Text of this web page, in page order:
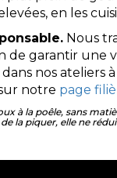
en les
Nous
de garantir une
nos ateliers
notre page
à la poêle, sans
la piquer, elle ne